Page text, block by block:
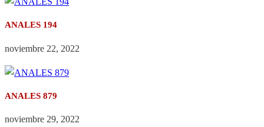
ANALES 194
noviembre 22, 2022
ANALES 879
noviembre 29, 2022